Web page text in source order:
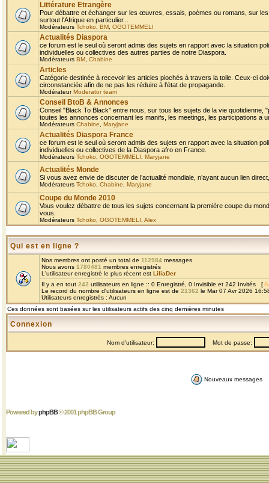
Littérature Etrangère
Pour débattre et échanger sur les œuvres, essais, poèmes ou romans, sur
surtout l'Afrique en particulier...
Modérateurs Tchoko BM OGOTEMMELI
Actualités Diaspora
ce forum est le seul où seront admis des sujets en rapport avec la situation
individuelles ou collectives des autres parties de notre Diaspora.
Modérateurs BM Chabine
Articles
Catégorie destinée à recevoir les articles piochés à travers la toile. Ceux-ci
circonstanciée afin de ne pas les réduire à l'état de propagande.
ModérateurModerator team
Conseil BtoB & Annonces
Conseil "Black To Black" entre nous, sur tous les sujets de la vie
toutes les annonces concernant les manifs, les meetings, les participations a
Modérateurs Chabine Maryjane
Actualités Diaspora France
ce forum est le seul où seront admis des sujets en rapport avec la situation
individuelles ou collectives de la Diaspora afro en France.
Modérateurs Tchoko OGOTEMMELI Maryjane
Actualités Monde
Si vous avez envie de discuter de l’actualité mondiale, n’ayant aucun lien
Modérateurs Tchoko Chabine Maryjane
Coupe du Monde 2010
Vous voulez débattre de tous les sujets concernant la première coupe du
vous.
Modérateurs Tchoko OGOTEMMELI Alex
Qui est en ligne ?
Nos membres ont posté un total de 112984 messages
Nous avons 1780481 membres enregistrés
L'utilisateur enregistré le plus récent est LiliaDer
Il y a en tout 242 utilisateurs en ligne :: 0 Enregistré, 0 Invisible et 242 Invités [
Le record du nombre d'utilisateurs en ligne est de 21362 le Mar 07 Avr 2026
Utilisateurs enregistrés : Aucun
Ces données sont basées sur les utilisateurs actifs des cinq dernières minutes
Connexion
Nom d'utilisateur: Mot de passe:
Nouveaux messages
Powered byphpBB© 2001 phpBB Group